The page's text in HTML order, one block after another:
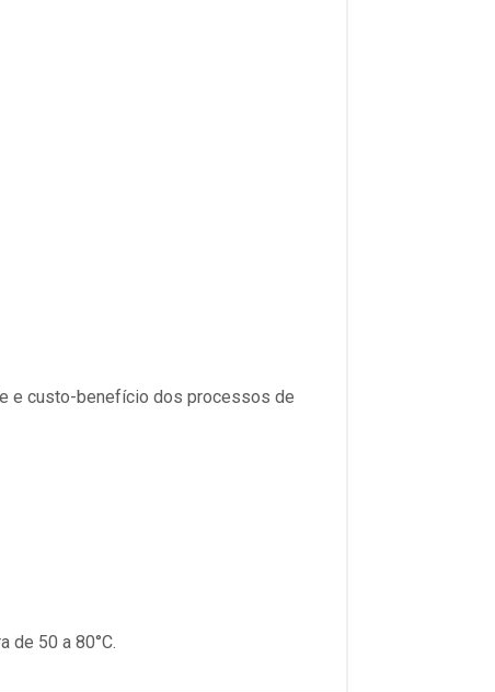
e custo-benefício dos processos de
de 50 a 80°C.